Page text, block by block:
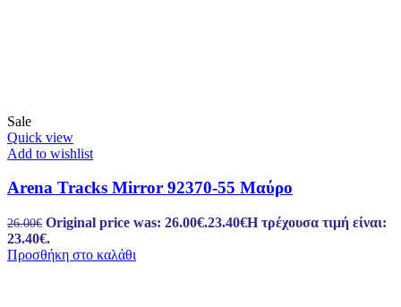
Sale
Quick view
Add to wishlist
Arena Tracks Mirror 92370-55 Μαύρο
26.00€ Original price was: 26.00€.23.40€Η τρέχουσα τιμή είναι:
23.40€.
Προσθήκη στο καλάθι